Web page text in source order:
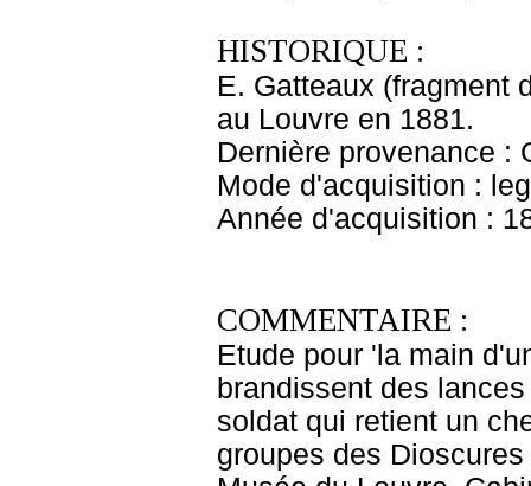
HISTORIQUE :
E. Gatteaux (fragment
au Louvre en 1881.
Dernière provenance :
Mode d'acquisition :
Année d'acquisition :
COMMENTAIRE :
Etude pour 'la main
brandissent des
soldat qui retient un
groupes des